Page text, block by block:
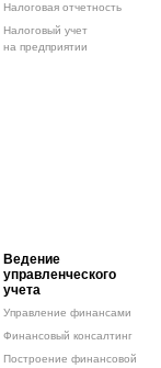
Налоговая отчетность
Налоговый учет
на предприятии
Ведение
управленческого
учета
Управление финансами
Финансовый консалтинг
Построение финансовой